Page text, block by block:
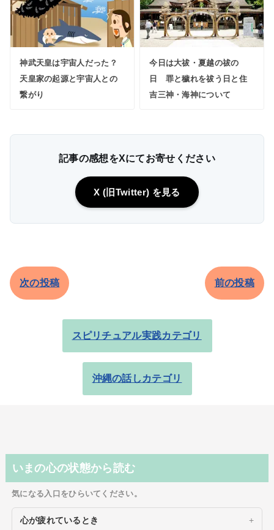
神武天皇は宇宙人だった？
天皇家の起源と宇宙人との
繋がり
今日は大祓・夏越の祓の
日 罪と穢れを祓う日と住
吉三神・海神について
記事の感想をXにてお寄せください
X (旧Twitter) を見る
次の投稿 前の投稿
スピリチュアル実践カテゴリ
沖縄の話しカテゴリ
いまの心の状態から読む
気になる入口をひらいてください。
心が疲れているとき